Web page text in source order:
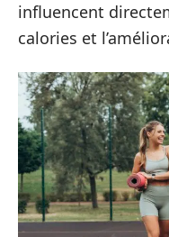
influencent
calories et